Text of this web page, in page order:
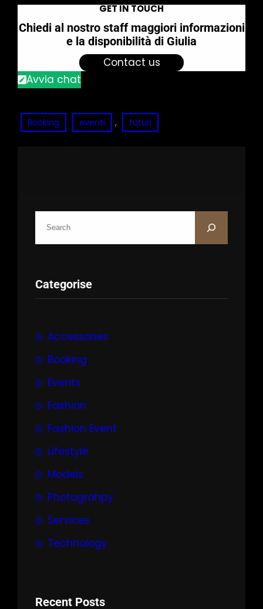
GET IN TOUCH
Chiedi al nostro staff maggiori informazioni
e la disponibilità di Giulia
Contact us
Avvia chat
Booking eventi , futuri
a
Categorise
Accessories
Booking
Events
Fashion
Fashion Event
Lifestyle
Models
Photograhpy
Services
Technology
Recent Posts